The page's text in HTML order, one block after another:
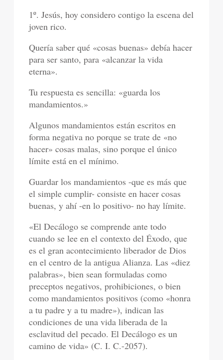
1º. Jesús, hoy considero contigo la escena del
joven rico.
Quería saber qué «cosas buenas» debía hacer
para ser santo, para «alcanzar la vida
eterna».
Tu respuesta es sencilla: «guarda los
mandamientos.»
Algunos mandamientos están escritos en
forma negativa no porque se trate de «no
hacer» cosas malas, sino porque el único
límite está en el mínimo.
Guardar los mandamientos -que es más que
el simple cumplir- consiste en hacer cosas
buenas, y ahí -en lo positivo- no hay límite.
«El Decálogo se comprende ante todo
cuando se lee en el contexto del Éxodo, que
es el gran acontecimiento liberador de Dios
en el centro de la antigua Alianza. Las «diez
palabras», bien sean formuladas como
preceptos negativos, prohibiciones, o bien
como mandamientos positivos (como «honra
a tu padre y a tu madre»), indican las
condiciones de una vida liberada de la
esclavitud del pecado. El Decálogo es un
camino de vida» (C. I. C.-2057).